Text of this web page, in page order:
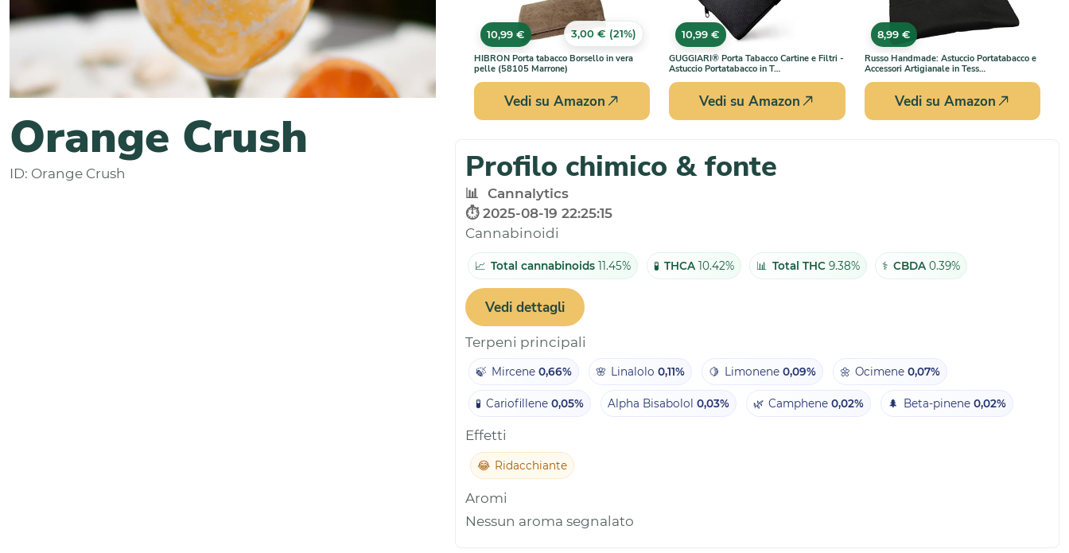
Orange Crush
ID: Orange Crush
10,99 €
3,00 € (21%)
HIBRON Porta tabacco Borsello in vera
pelle (58105 Marrone)
Vedi su Amazon
10,99 €
GUGGIARI® Porta Tabacco Cartine e Filtri -
Astuccio Portatabacco in T…
Vedi su Amazon
8,99 €
Russo Handmade: Astuccio Portatabacco e
Accessori Artigianale in Tess…
Vedi su Amazon
Profilo chimico & fonte
📊 Cannalytics
⏱️ 2025-08-19 22:25:15
Cannabinoidi
📈 Total cannabinoids 11.45% 🧪 THCA 10.42% 📊 Total THC 9.38% ⚕️ CBDA 0.39%
Vedi dettagli
Terpeni principali
🍃 Mircene 0,66% 🌸 Linalolo 0,11% 🍋 Limonene 0,09% 🌼 Ocimene 0,07%
🧪 Cariofillene 0,05% Alpha Bisabolol 0,03% 🌿 Camphene 0,02% 🌲 Beta-pinene 0,02%
Effetti
😂 Ridacchiante
Aromi
Nessun aroma segnalato